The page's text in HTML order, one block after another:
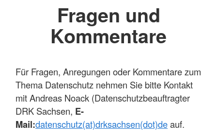
Fragen und
Kommentare
Für Fragen, Anregungen oder Kommentare zum
Thema Datenschutz nehmen Sie bitte Kontakt
mit Andreas Noack (Datenschutzbeauftragter
DRK Sachsen, E-
Mail:datenschutz(at)drksachsen(dot)deauf.